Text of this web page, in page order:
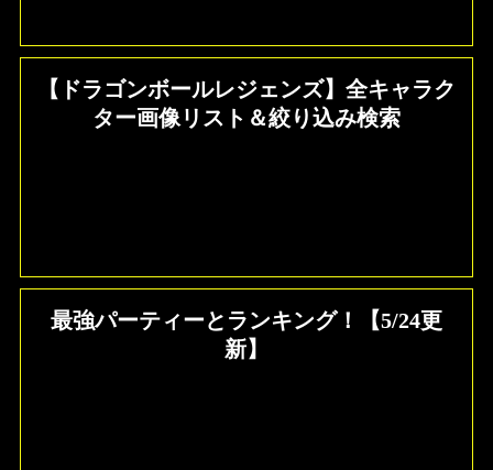
【ドラゴンボールレジェンズ】全キャラク
ター画像リスト＆絞り込み検索
最強パーティーとランキング！【5/24更
新】